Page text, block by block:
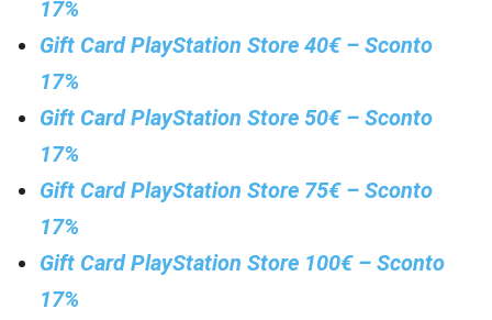
17%
Gift Card PlayStation Store 40€ – Sconto
17%
Gift Card PlayStation Store 50€ – Sconto
17%
Gift Card PlayStation Store 75€ – Sconto
17%
Gift Card PlayStation Store 100€ – Sconto
17%